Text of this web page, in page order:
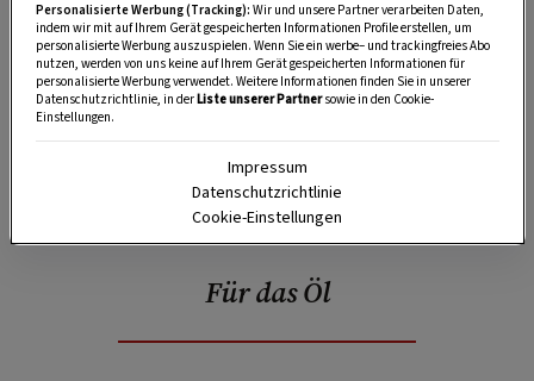
SPEICHERN DRUCKEN
Für das Öl
Personalisierte Werbung (Tracking): Wir und unsere Partner verarbeiten Daten,
indem wir mit auf Ihrem Gerät gespeicherten Informationen Profile erstellen, um
personalisierte Werbung auszuspielen. Wenn Sie ein werbe– und trackingfreies Abo
nutzen, werden von uns keine auf Ihrem Gerät gespeicherten Informationen für
personalisierte Werbung verwendet. Weitere Informationen finden Sie in unserer
Datenschutzrichtlinie, in derListe unserer Partnersowie in den Cookie-
Einstellungen.
Impressum
Datenschutzrichtlinie
Cookie-Einstellungen